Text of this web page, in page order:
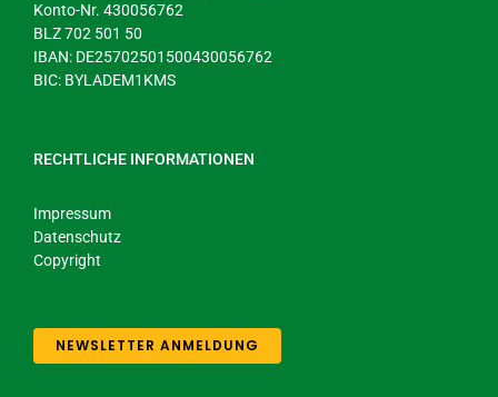
Konto-Nr. 430056762
BLZ 702 501 50
IBAN: DE25702501500430056762
BIC: BYLADEM1KMS
RECHTLICHE INFORMATIONEN
Impressum
Datenschutz
Copyright
NEWSLETTER ANMELDUNG